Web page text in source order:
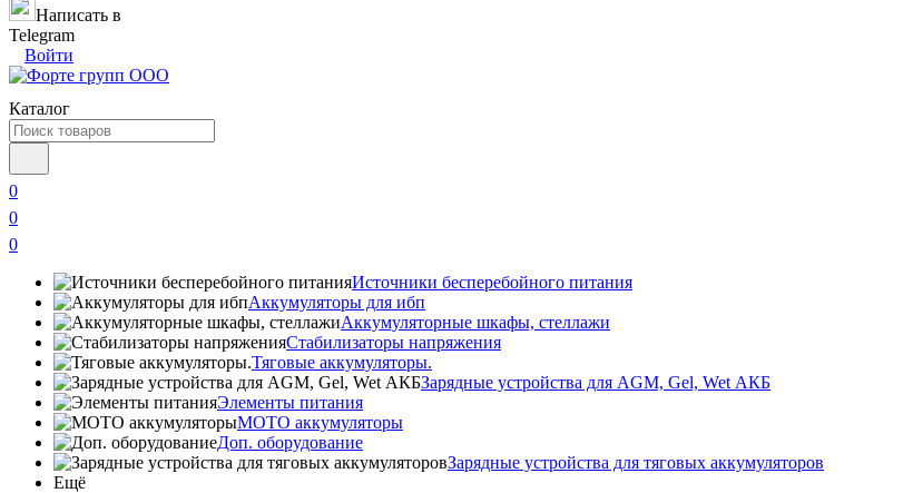
Написать в
Telegram
Войти
Каталог
0
0
0
Источники бесперебойного питания
Аккумуляторы для ибп
Аккумуляторные шкафы, стеллажи
Стабилизаторы напряжения
Тяговые аккумуляторы.
Зарядные устройства для AGM, Gel, Wet АКБ
Элементы питания
МОТО аккумуляторы
Доп. оборудование
Зарядные устройства для тяговых аккумуляторов
Ещё